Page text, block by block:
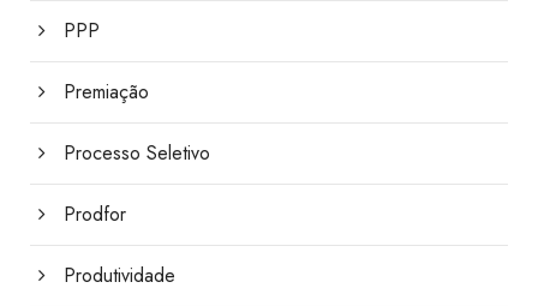
PPP
Premiação
Processo Seletivo
Prodfor
Produtividade